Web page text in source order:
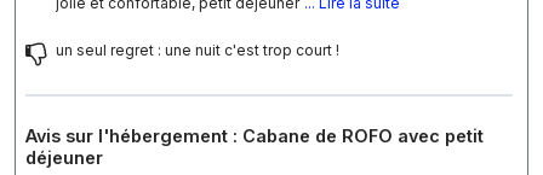
un seul regret : une nuit c'est trop court !
Avis sur l'hébergement : Cabane de ROFO avec petit
déjeuner